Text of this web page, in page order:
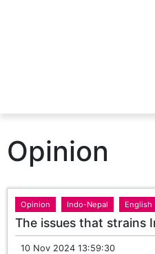
Opinion
Opinion Indo-Nepal English
The issues that strains
10 Nov 2024 13:59:30